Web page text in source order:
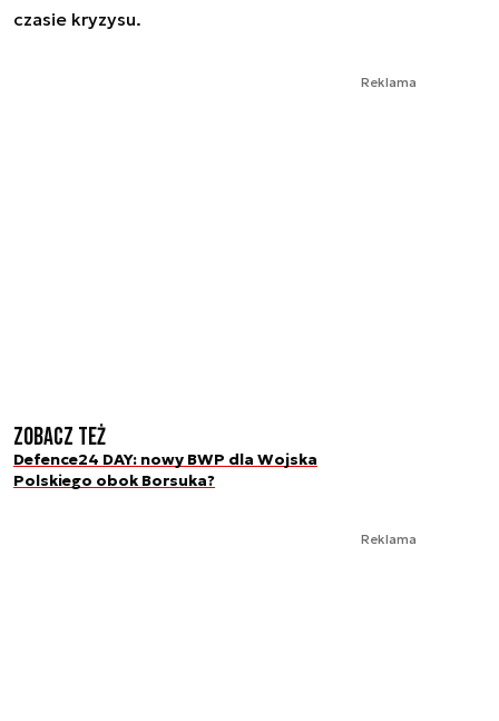
czasie kryzysu.
Reklama
Zobacz też
Defence24 DAY: nowy BWP dla Wojska
Polskiego obok Borsuka?
Reklama